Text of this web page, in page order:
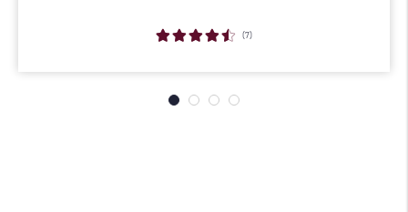
(7)